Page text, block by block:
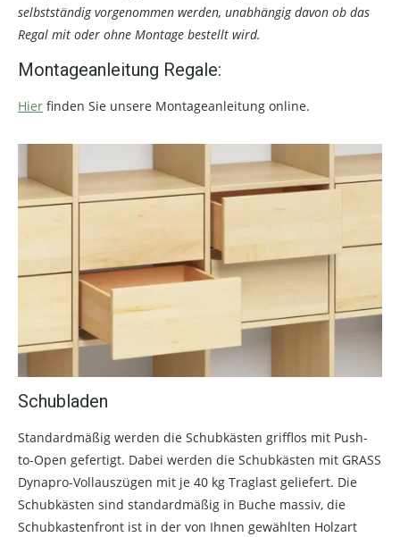
selbstständig vorgenommen werden, unabhängig davon ob das
Regal mit oder ohne Montage bestellt wird.
Montageanleitung Regale:
Hier finden Sie unsere Montageanleitung online.
Schubladen
Standardmäßig werden die Schubkästen grifflos mit Push-
to-Open gefertigt. Dabei werden die Schubkästen mit GRASS
Dynapro-Vollauszügen mit je 40 kg Traglast geliefert. Die
Schubkästen sind standardmäßig in Buche massiv, die
Schubkastenfront ist in der von Ihnen gewählten Holzart